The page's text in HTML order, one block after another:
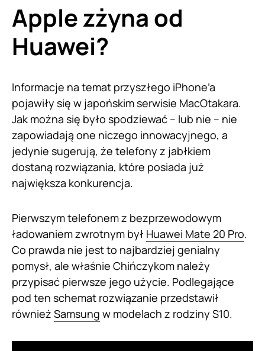
Apple zżyna od
Huawei?
Informacje na temat przyszłego iPhone’a
pojawiły się w japońskim serwisie MacOtakara.
Jak można się było spodziewać – lub nie – nie
zapowiadają one niczego innowacyjnego, a
jedynie sugerują, że telefony z jabłkiem
dostaną rozwiązania, które posiada już
największa konkurencja.
Pierwszym telefonem z bezprzewodowym
ładowaniem zwrotnym był Huawei Mate 20 Pro.
Co prawda nie jest to najbardziej genialny
pomysł, ale właśnie Chińczykom należy
przypisać pierwsze jego użycie. Podlegające
pod ten schemat rozwiązanie przedstawił
również Samsung w modelach z rodziny S10.